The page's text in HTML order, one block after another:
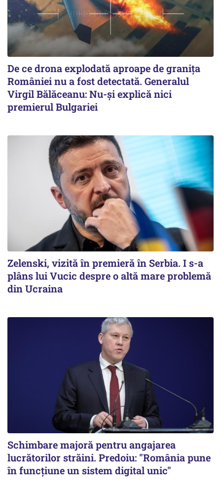
De ce drona explodată aproape de granița
României nu a fost detectată. Generalul
Virgil Bălăceanu: Nu-și explică nici
premierul Bulgariei
Zelenski, vizită în premieră în Serbia. I s-a
plâns lui Vucic despre o altă mare problemă
din Ucraina
Schimbare majoră pentru angajarea
lucrătorilor străini. Predoiu: "România pune
în funcțiune un sistem digital unic"